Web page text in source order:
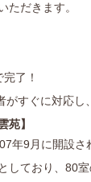
ただきます。
了！
がすぐに対応し
苑】
年9月に開設さ
しており、80